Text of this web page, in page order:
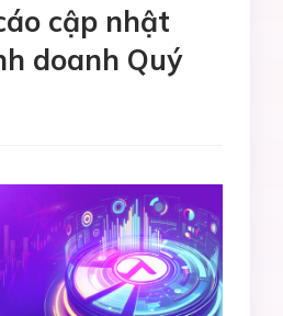
cập nhật
doanh Quý